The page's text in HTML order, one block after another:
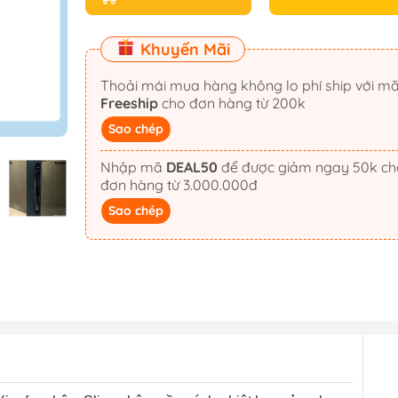
Khuyến Mãi
Thoải mái mua hàng không lo phí ship với
Freeship cho đơn hàng từ 200k
Sao chép
Nhập mã DEAL50để được giảm ngay 50k cho
đơn hàng từ 3.000.000đ
Sao chép